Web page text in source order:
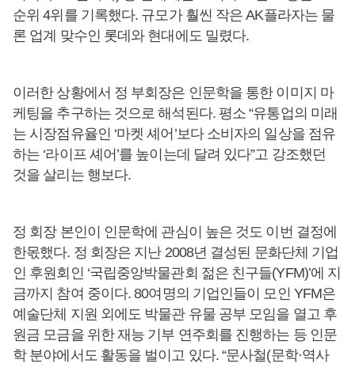
순위 4위를 기록했다. 규모가 훨씬 작은 AK플라자는 물
론 업계 맞수인 롯데와 현대에도 밀렸다.
이러한 상황에서 정 부회장은 인문학을 통한 이미지 마
케팅을 추구하는 것으로 해석된다. 평소 “유통업의 미래
는 시장점유율인 ‘마켓 셰어’보다 소비자의 일상을 점유
하는 ‘라이프 셰어’를 높이는데 달려 있다”고 강조했던
것을 살리는 행보다.
정 회장 본인이 인문학에 관심이 높은 것도 이번 결정에
한몫했다. 정 회장은 지난 2008년 결성된 문화단체 기업
인 후원회인 ‘국립중앙박물관회 젊은 친구들(YFM)’에 지
금까지 참여 중이다. 80여명의 기업인들이 모인 YFM은
예술단체 지원 외에도 박물관 유물 공부 모임을 열고 후
원금 모금을 위한 재능 기부 연주회를 진행하는 등 인문
학 분야에서도 활동을 벌이고 있다. “문사철(문학·역사